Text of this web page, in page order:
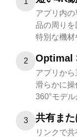
アプリ内
品の周りを
特別な機材
2 Optimal
アプリか
滑らかに
360°モデル
3 共有ま
リンクで